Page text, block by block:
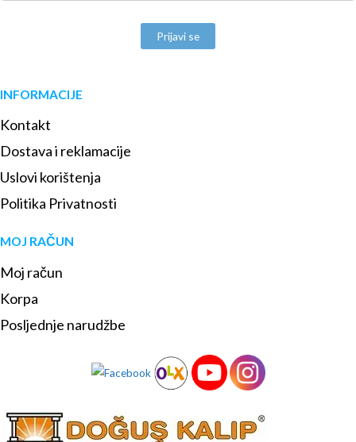
Prijavi se
INFORMACIJE
Kontakt
Dostava i reklamacije
Uslovi korištenja
Politika Privatnosti
MOJ RAČUN
Moj račun
Korpa
Posljednje narudžbe